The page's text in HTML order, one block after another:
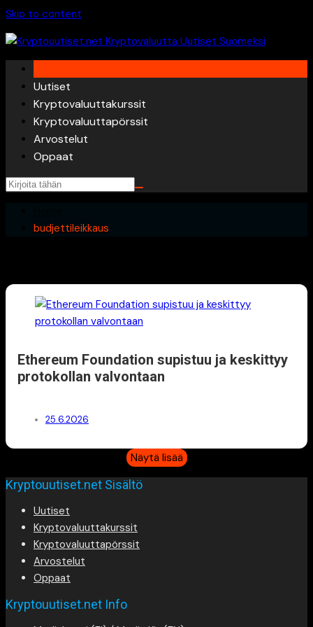
Skip to content
Uutiset
Kryptovaluuttakurssit
Kryptovaluuttapörssit
Arvostelut
Oppaat
budjettileikkaus
Ethereum Foundation supistuu ja keskittyy
protokollan valvontaan
25.6.2026
Näytä lisää
Kryptouutiset.net Sisältö
Uutiset
Kryptovaluuttakurssit
Kryptovaluuttapörssit
Arvostelut
Oppaat
Kryptouutiset.net Info